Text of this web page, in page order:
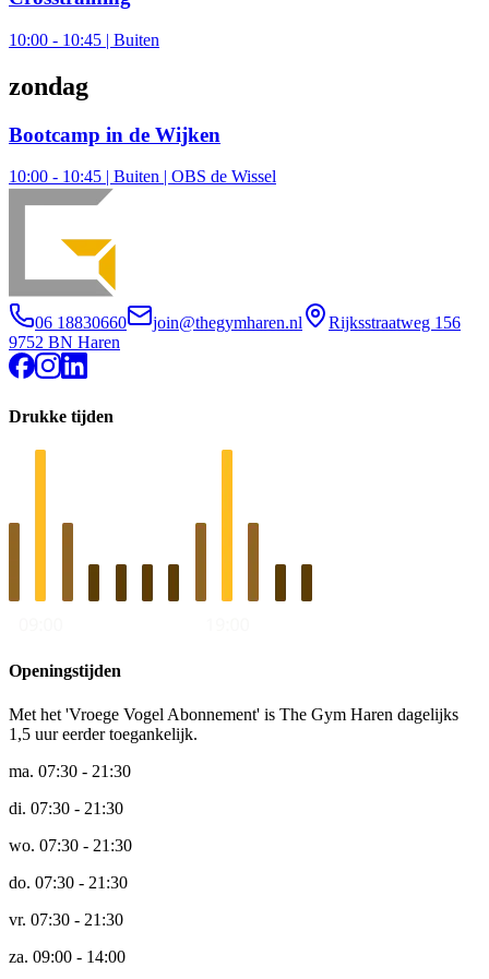
10:00 - 10:45 | Buiten
zondag
Bootcamp in de Wijken
10:00 - 10:45 | Buiten | OBS de Wissel
06 18830660 join@thegymharen.nl
Rijksstraatweg 156
9752 BN Haren
Drukke tijden
Openingstijden
Met het 'Vroege Vogel Abonnement' is The Gym Haren dagelijks
1,5 uur eerder toegankelijk.
ma. 07:30 - 21:30
di. 07:30 - 21:30
wo. 07:30 - 21:30
do. 07:30 - 21:30
vr. 07:30 - 21:30
za. 09:00 - 14:00